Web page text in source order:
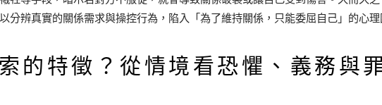
分辨真實的關係需求與操控行為，陷入「為了維持關係，只能委屈自己」的心理
的特徵？從情境看恐懼、義務與